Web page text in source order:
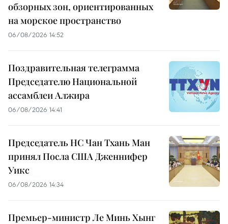
обзорных зон, ориентированных
на морское пространство
06/08/2026 14:52
Поздравительная телеграмма
Председателю Национальной
ассамблеи Алжира
06/08/2026 14:41
Председатель НС Чан Тхань Ман
принял Посла США Дженнифер
Уикс
06/08/2026 14:34
Премьер-министр Ле Минь Хынг